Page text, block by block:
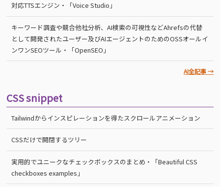
対応TTSエンジン・「Voice Studio」
キーワード調査や競合他社分析、AI検索の可視性などAhrefsの代替
として開発されたユーザー及びAIエージェントのためのOSSオールイ
ンワンSEOツール・「OpenSEO」
AI全記事 →
CSS snippet
Tailwindからインスピレーションを得たスクロールアニメーション
CSSだけで開閉するツリー
実用的でユニークなチェックボックスのまとめ・「Beautiful CSS
checkboxes examples」